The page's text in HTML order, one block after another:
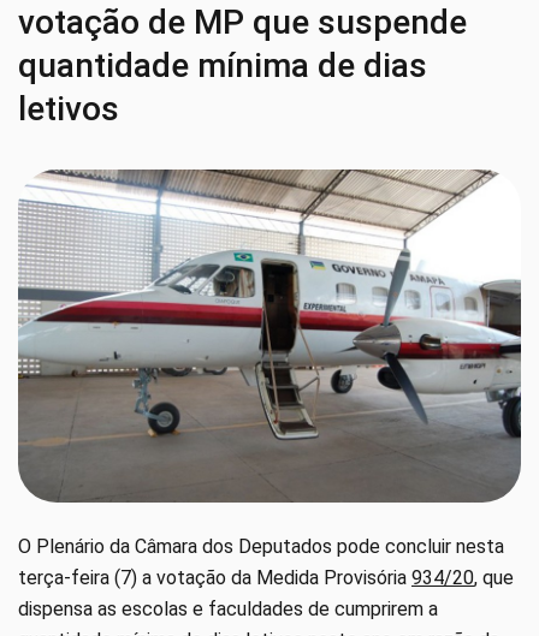
votação de MP que suspende
quantidade mínima de dias
letivos
O Plenário da Câmara dos Deputados pode concluir nesta
terça-feira (7) a votação da Medida Provisória 934/20, que
dispensa as escolas e faculdades de cumprirem a